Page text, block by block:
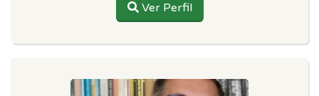
Ver Perfil